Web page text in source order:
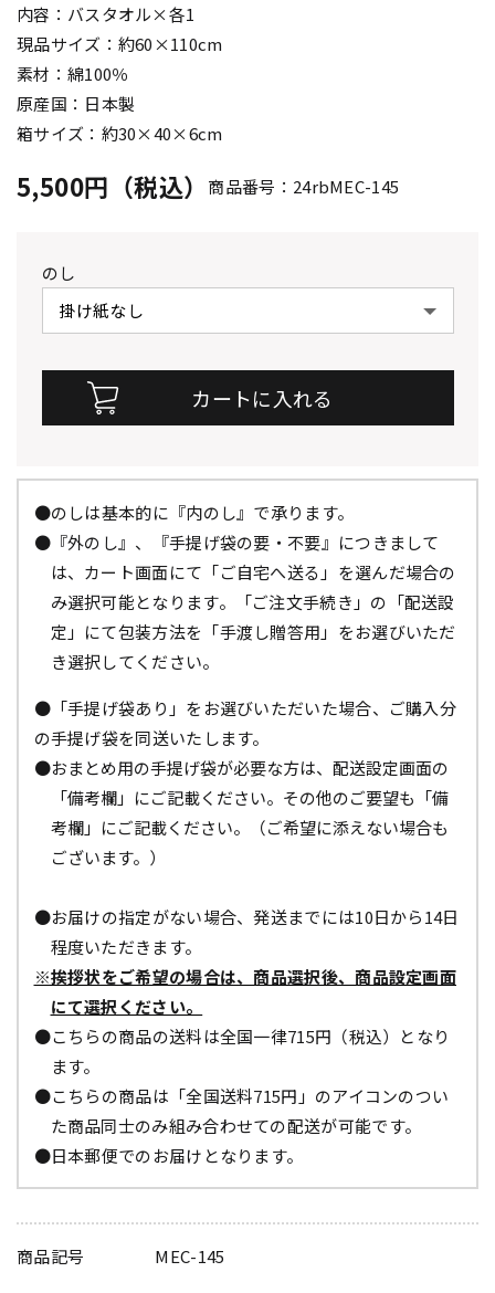
内容：バスタオル×各1
現品サイズ：約60×110cm
素材：綿100％
原産国：日本製
箱サイズ：約30×40×6cm
5,500円（税込） 商品番号：24rbMEC-145
のし
●のしは基本的に『内のし』で承ります。
●『外のし』、『手提げ袋の要・不要』につきまして
は、カート画面にて「ご自宅へ送る」を選んだ場合の
み選択可能となります。「ご注文手続き」の「配送設
定」にて包装方法を「手渡し贈答用」をお選びいただ
き選択してください。
●「手提げ袋あり」をお選びいただいた場合、ご購入分
の手提げ袋を同送いたします。
●おまとめ用の手提げ袋が必要な方は、配送設定画面の
「備考欄」にご記載ください。その他のご要望も「備
考欄」にご記載ください。（ご希望に添えない場合も
ございます。）
●お届けの指定がない場合、発送までには10日から14日
程度いただきます。
※挨拶状をご希望の場合は、商品選択後、商品設定画面
にて選択ください。
●こちらの商品の送料は全国一律715円（税込）となり
ます。
●こちらの商品は「全国送料715円」のアイコンのつい
た商品同士のみ組み合わせての配送が可能です。
●日本郵便でのお届けとなります。
商品記号 MEC-145